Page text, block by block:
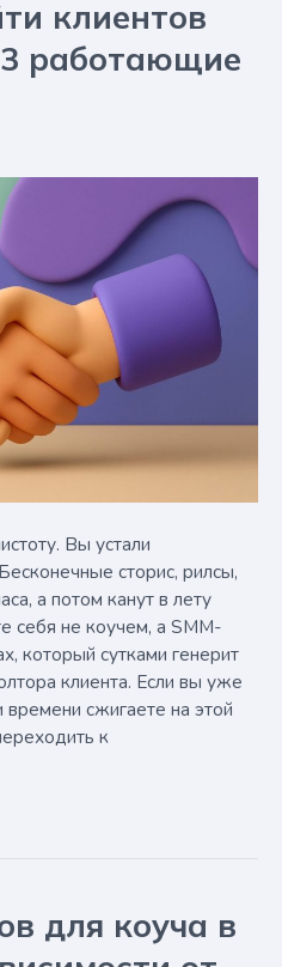
клиентов
3 работающие
Вы устали
сторис, рилсы,
а потом канут в лету
себя не коучем, а SMM-
который сутками генерит
клиента. Если вы уже
времени сжигаете на этой
к
для коуча в